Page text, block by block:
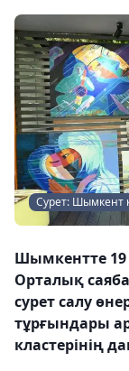
Сурет: Шымкент
Шымкентте 19
Орталық
сурет салу
тұрғындары
кластерінің